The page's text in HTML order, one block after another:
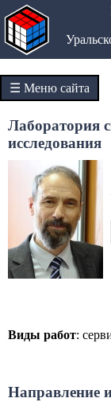
☰ Меню сайта
Лаборатория
исследования
Виды работ:
Направление